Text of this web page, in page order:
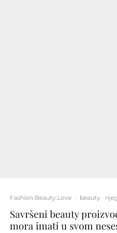
Fashion.Beauty.Love · beauty
Savršeni beauty
mora imati u svom